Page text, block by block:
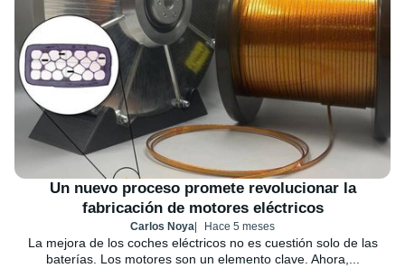
Un nuevo proceso promete revolucionar la
fabricación de motores eléctricos
Carlos Noya Hace 5 meses
La mejora de los coches eléctricos no es cuestión solo de las
baterías. Los motores son un elemento clave. Ahora,...